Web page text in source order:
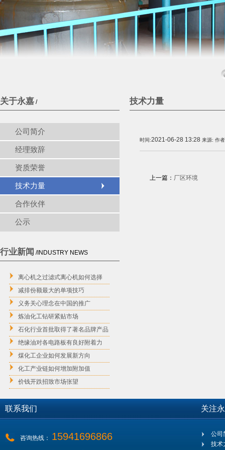
关于永嘉 /
公司简介
经理致辞
资质荣誉
技术力量
合作伙伴
公示
行业新闻 /INDUSTRY NEWS
离心机之过滤式离心机如何选择
减排份额最大的单项技巧
义务关心理念在中国的推广
炼油化工钻研紧贴市场
石化行业首批取得了著名品牌产品
绝缘油对各电路板有良好附着力
煤化工企业如何发展新方向
化工产业链如何增加附加值
价钱开跌招致市场张望
技术力量
时间:2021-06-28 13:28 来源: 作
上一篇： 厂区环境
联系我们
咨询热线： 15941696866
关注
公司
技术